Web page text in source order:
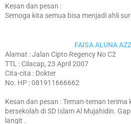
Kesan dan pesan :
Semoga kita semua bisa menjadi ahli
FAISA ALUNA
Alamat : Jalan Cipto Regency No C2
TTL : Cilacap, 23 April 2007
Cita-cita : Dokter
No. HP : 081911666662
Kesan dan pesan : Teman-teman
bersekolah di SD Islam Al Mujahidin.
langit .